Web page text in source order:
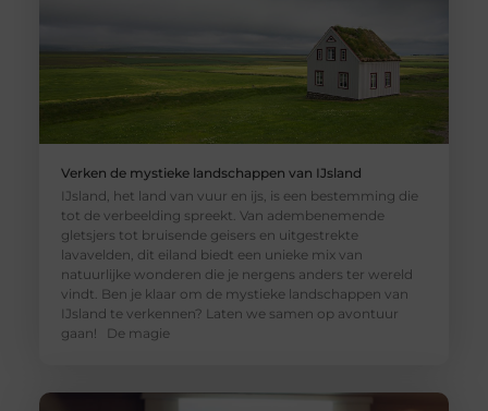
Verken de mystieke landschappen van IJsland
IJsland, het land van vuur en ijs, is een bestemming die
tot de verbeelding spreekt. Van adembenemende
gletsjers tot bruisende geisers en uitgestrekte
lavavelden, dit eiland biedt een unieke mix van
natuurlijke wonderen die je nergens anders ter wereld
vindt. Ben je klaar om de mystieke landschappen van
IJsland te verkennen? Laten we samen op avontuur
gaan! De magie